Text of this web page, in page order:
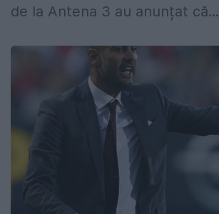
de la Antena 3 au anunțat că...